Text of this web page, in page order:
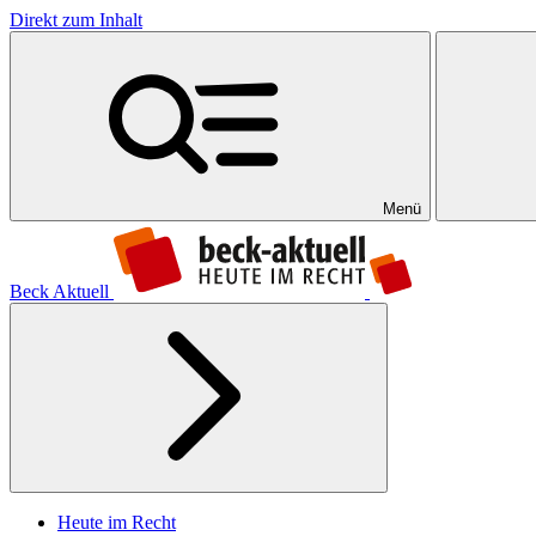
Direkt zum Inhalt
Menü
Beck Aktuell
Heute im Recht